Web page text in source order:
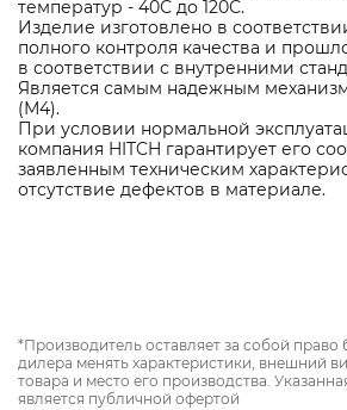
температур - 40С до 120С.
Изделие изготовлено в
полного контроля качества и
в соответствии с внутренними
Является самым надежным
(М4).
При условии нормальной
компания HITCH гарантирует его
заявленным техническим
отсутствие дефектов в материале.
*Производитель оставляет за собой право
дилера менять характеристики, внешний
товара и место его производства.
является публичной офертой